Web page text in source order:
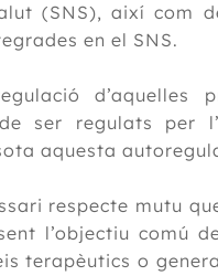
(SNS), així com
en el SNS.
d’aquelles
ser regulats per
aquesta
respecte mutu
l’objectiu comú
terapèutics o